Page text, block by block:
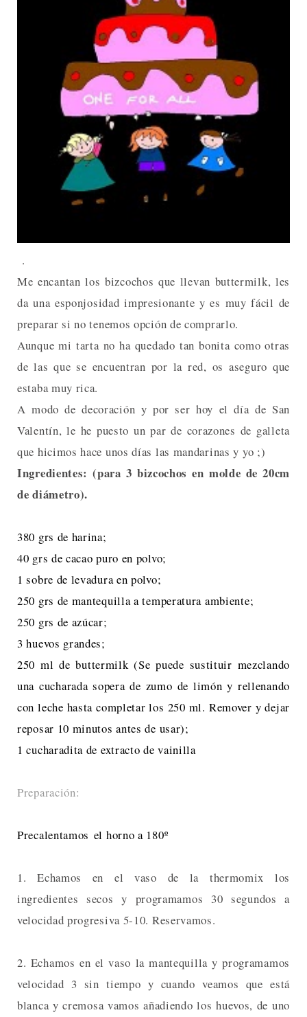
.
Me encantan los bizcochos que llevan buttermilk, les
da una esponjosidad impresionante y es muy fácil de
preparar si no tenemos opción de comprarlo.
Aunque mi tarta no ha quedado tan bonita como otras
de las que se encuentran por la red, os aseguro que
estaba muy rica.
A modo de decoración y por ser hoy el día de San
Valentín, le he puesto un par de corazones de galleta
que hicimos hace unos días las mandarinas y yo ;)
Ingredientes: (para 3 bizcochos en molde de 20cm
de diámetro).
380 grs de harina;
40 grs de cacao puro en polvo;
1 sobre de levadura en polvo;
250 grs de mantequilla a temperatura ambiente;
250 grs de azúcar;
3 huevos grandes;
250 ml de buttermilk (Se puede sustituir mezclando
una cucharada sopera de zumo de limón y rellenando
con leche hasta completar los 250 ml. Remover y dejar
reposar 10 minutos antes de usar);
1 cucharadita de extracto de vainilla
Preparación:
Precalentamos el horno a 180º
1. Echamos en el vaso de la thermomix los
ingredientes secos y programamos 30 segundos a
velocidad progresiva 5-10. Reservamos.
2. Echamos en el vaso la mantequilla y programamos
velocidad 3 sin tiempo y cuando veamos que está
blanca y cremosa vamos añadiendo los huevos, de uno